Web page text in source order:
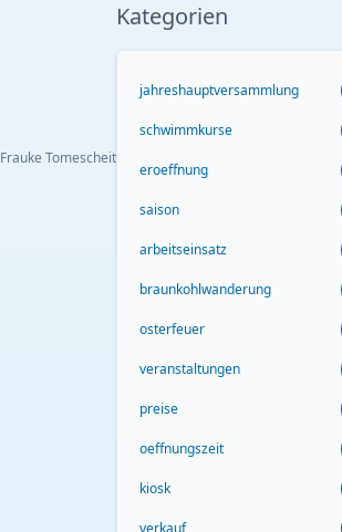
Frauke Tomescheit
Kategorien
jahreshauptversammlung
schwimmkurse
eroeffnung
saison
arbeitseinsatz
braunkohlwanderung
osterfeuer
veranstaltungen
preise
oeffnungszeit
kiosk
verkauf